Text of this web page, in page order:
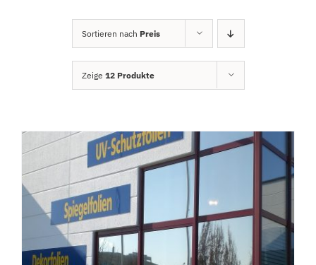
Sortieren nach Preis
Zeige 12 Produkte